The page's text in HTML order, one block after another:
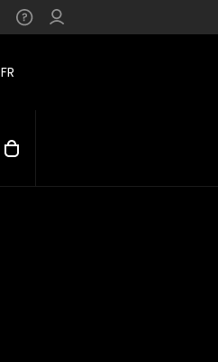
FR